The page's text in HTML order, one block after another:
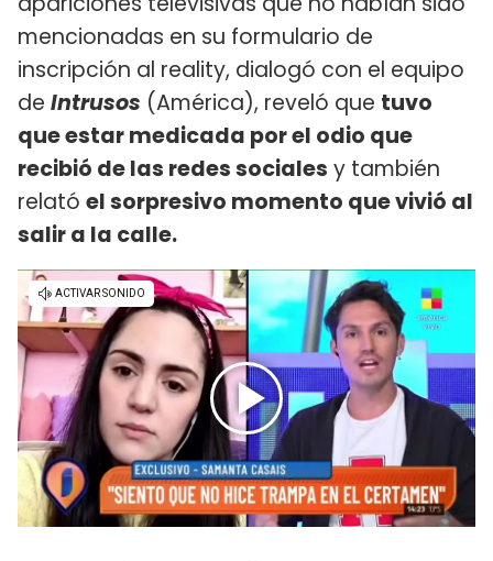
mencionadas en su formulario de
inscripción al reality, dialogó con el equipo
de Intrusos (América), reveló que tuvo
que estar medicada por el odio que
recibió de las redes sociales y también
relató el sorpresivo momento que vivió al
salir a la calle.